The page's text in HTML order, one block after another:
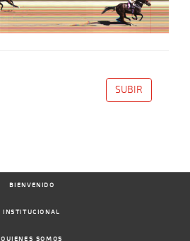
SUBIR
BIENVENIDO
INSTITUCIONAL
QUIENES SOMOS